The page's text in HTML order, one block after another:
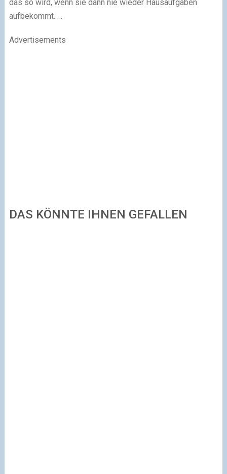
das so wird, wenn sie dann nie wieder Hausaufgaben
aufbekommt. …
Advertisements
DAS KÖNNTE IHNEN GEFALLEN